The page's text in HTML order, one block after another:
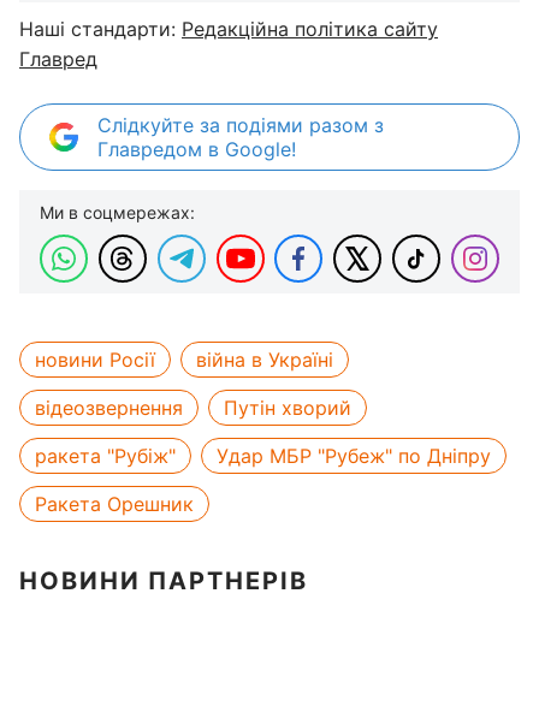
Наші стандарти: Редакційна політика сайту
Главред
Слідкуйте за подіями разом з
Главредом в Google!
Ми в соцмережах:
новини Росії
війна в Україні
відеозвернення
Путін хворий
ракета "Рубіж"
Удар МБР "Рубеж" по Дніпру
Ракета Орешник
НОВИНИ ПАРТНЕРІВ